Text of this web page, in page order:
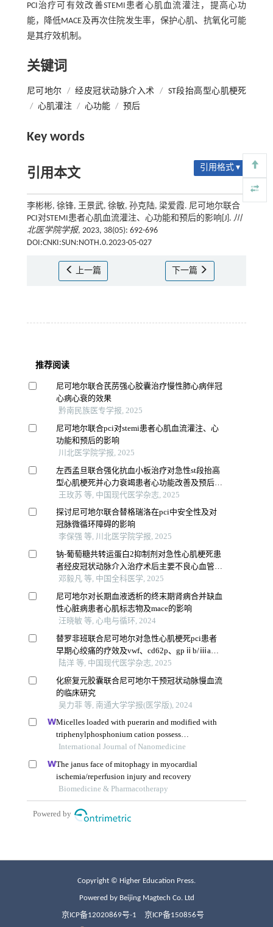
PCI治疗可有效改善STEMI患者心肌血流灌注，提高心功
能，降低MACE及再次住院发生率，保护心肌、抗氧化可能
是其疗效机制。
关键词
尼可地尔 / 经皮冠状动脉介入术 / ST段抬高型心肌梗死
/ 心肌灌注 / 心功能 / 预后
Key words
引用本文 引用格式 ▾
李彬彬, 徐锋, 王景武, 徐敏, 孙克陆, 梁爱霞. 尼可地尔联合
PCI对STEMI患者心肌血流灌注、心功能和预后的影响[J]. 川
北医学院学报, 2023, 38(05): 692-696
DOI:CNKI:SUN:NOTH.0.2023-05-027
上一篇 下一篇
Copyright © Higher Education Press.
Powered by Beijing Magtech Co. Ltd
京ICP备12020869号-1 京ICP备150856号